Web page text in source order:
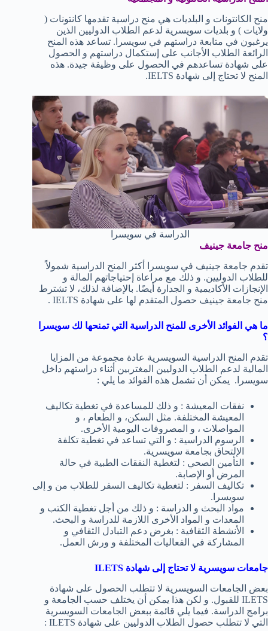
منح الكانتونات و البلديات هي منح دراسية تقدمها كانتونات (
ولايات ) و بلديات سويسرية لدعم الطلاب الدوليين الذين
يرغبون في متابعة دراستهم في سويسرا. تساعد هذه المنح
الرائعة الطلاب الأجانب على إستكمال دراستهم و الحصول
على شهادة تساعدهم في الحصول على وظيفة جيدة. هذه
المنح لا تحتاج إلى شهادة IELTS.
الدراسة في سويسرا
منح جامعة جينيف
تقدم جامعة جينيف في سويسرا أكثر المنح الدراسية شمولاً
للطلاب الدوليين. و ذلك مع مراعاة إحتياجاتهم المالة و
الإنجازات الأكاديمية و الجدارة أيضًا. بالإضافة لذلك، لا تشترط
منح جامعة جينيف حصول المتقدم لها على شهادة IELTS .
ما هي الفوائد الأخرى للمنح الدراسية التي تمنحها لك سويسرا
؟
تقدم المنح الدراسية السويسرية عادة مجموعة من المزايا
المالية لدعم الطلاب الدوليين المغتربين أثناء دراستهم داخل
سويسرا. يمكن أن تشمل هذه الفوائد ما يلي :
نفقات المعيشة : و ذلك للمساعدة في تغطية تكاليف
المعيشة المختلفة. مثل السكن، و الطعام ، و
المواصلات ، و المصروفات اليومية الأخرى.
الرسوم الدراسية : و التي تساعد في تغطية تكلفة
الإلتحاق بجامعة سويسرية.
التأمين الصحي : لتغطية النفقات الطبية في حالة
المرض أو الإصابة.
تكاليف السفر : لتغطية تكاليف السفر للطلاب من و إلى
سويسرا.
مواد البحث و الدراسة : و ذلك من أجل تغطية الكتب و
المعدات و المواد الأخرى اللازمة للدراسة و البحث.
الأنشطة الثقافية : بغرض دعم التبادل الثقافي و
المشاركة في الفعاليات المختلفة و ورش العمل.
جامعات سويسرية لا تحتاج إلى شهادة ILETS
بعض الجامعات السويسرية لا تتطلب الحصول على شهادة
ILETS للقبول. و لكن هذا يمكن أن يختلف حسب الجامعة و
برامج الدراسة. فيما يلي قائمة ببعض الجامعات السويسرية
التي لا تتطلب حصول الطلاب الدوليين على شهادة ILETS :